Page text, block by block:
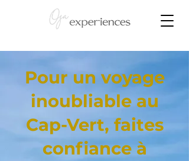
Pour un voyage
inoubliable au
Cap-Vert, faites
confiance à